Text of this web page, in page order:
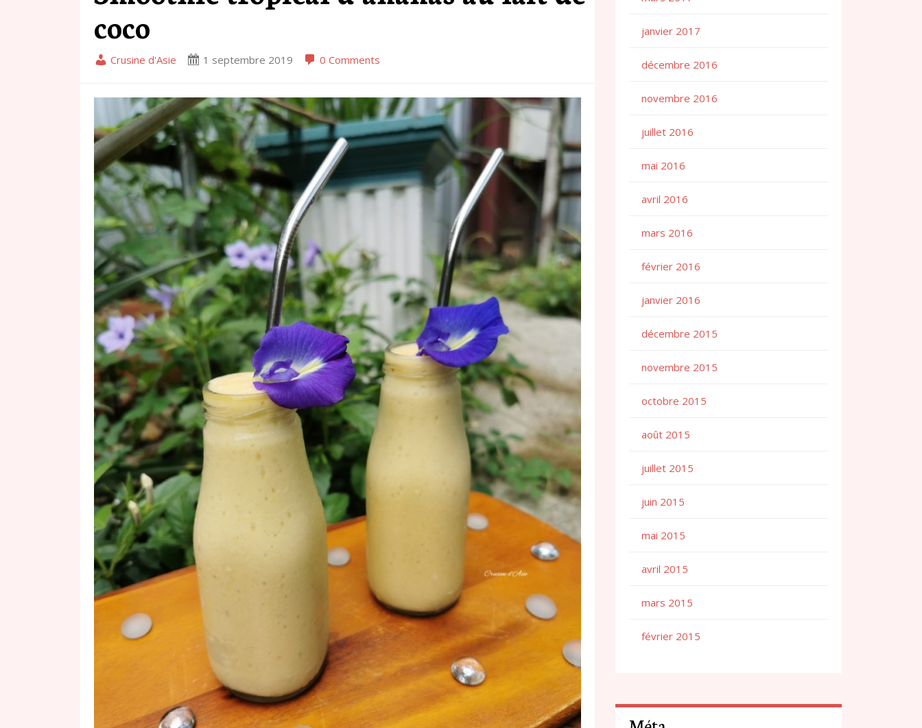
coco
Crusine d'Asie 1 septembre 2019 0 Comments
janvier 2017
décembre 2016
novembre 2016
juillet 2016
mai 2016
avril 2016
mars 2016
février 2016
janvier 2016
décembre 2015
novembre 2015
octobre 2015
août 2015
juillet 2015
juin 2015
mai 2015
avril 2015
mars 2015
février 2015